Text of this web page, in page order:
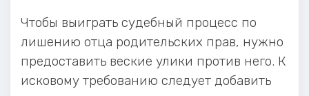
Чтобы выиграть судебный процесс по
лишению отца родительских прав, нужно
предоставить веские улики против него. К
исковому требованию следует добавить